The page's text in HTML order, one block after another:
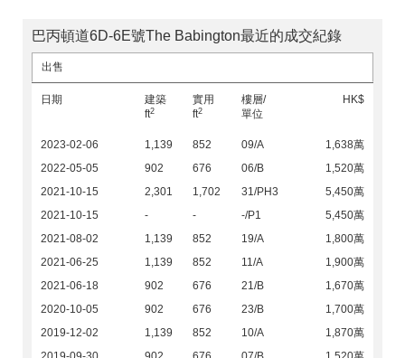
巴丙頓道6D-6E號The Babington最近的成交紀錄
出售
日期
建築
ft2
實用
ft2
樓層/
單位
HK$
2023-02-06 1,139 852 09/A
1,638萬
2022-05-05
902 676 06/B
1,520萬
2021-10-15
2,301 1,702 31/PH3
5,450萬
2021-10-15
- - -/P1
5,450萬
2021-08-02
1,139 852 19/A
1,800萬
2021-06-25
1,139 852 11/A
1,900萬
2021-06-18
902 676 21/B
1,670萬
2020-10-05
902 676 23/B
1,700萬
2019-12-02
1,139 852 10/A
1,870萬